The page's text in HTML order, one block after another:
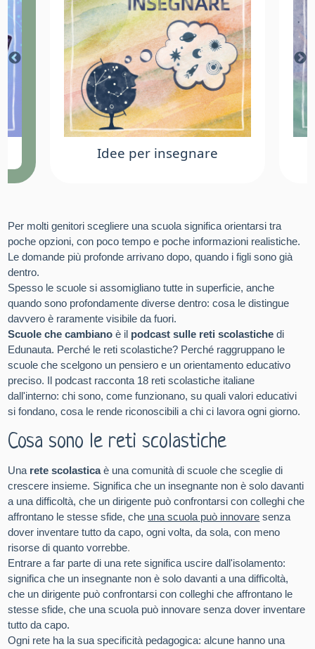
Idee per insegnare
Per molti genitori scegliere una scuola significa orientarsi tra
poche opzioni, con poco tempo e poche informazioni realistiche.
Le domande più profonde arrivano dopo, quando i figli sono già
dentro.
Spesso le scuole si assomigliano tutte in superficie, anche
quando sono profondamente diverse dentro: cosa le distingue
davvero è raramente visibile da fuori.
Scuole che cambiano è il podcast sulle reti scolastiche di
Edunauta. Perché le reti scolastiche? Perché raggruppano le
scuole che scelgono un pensiero e un orientamento educativo
preciso. Il podcast racconta 18 reti scolastiche italiane
dall'interno: chi sono, come funzionano, su quali valori educativi
si fondano, cosa le rende riconoscibili a chi ci lavora ogni giorno.
Cosa sono le reti scolastiche
Una rete scolasticaè una comunità di scuole che sceglie di
crescere insieme. Significa che un insegnante non è solo davanti
a una difficoltà, che un dirigente può confrontarsi con colleghi che
affrontano le stesse sfide, che una scuola può innovare senza
dover inventare tutto da capo, ogni volta, da sola, con meno
risorse di quanto vorrebbe.
Entrare a far parte di una rete significa uscire dall'isolamento:
significa che un insegnante non è solo davanti a una difficoltà,
che un dirigente può confrontarsi con colleghi che affrontano le
stesse sfide, che una scuola può innovare senza dover inventare
tutto da capo.
Ogni rete ha la sua specificità pedagogica: alcune hanno una